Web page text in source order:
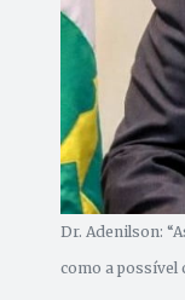
Dr. Adenilson:
como a possível